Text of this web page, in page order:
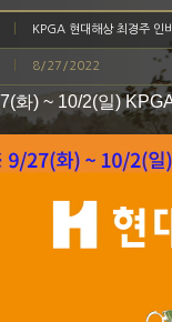
KPGA 현대해상 최경주
8/27/2022
화) ~ 10/2(일)